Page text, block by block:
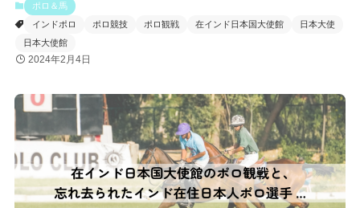
ポロ＆馬
インドポロ
ポロ競技 ポロ観戦 在インド日本国大使館
日本大使
日本大使館
2024年2月4日